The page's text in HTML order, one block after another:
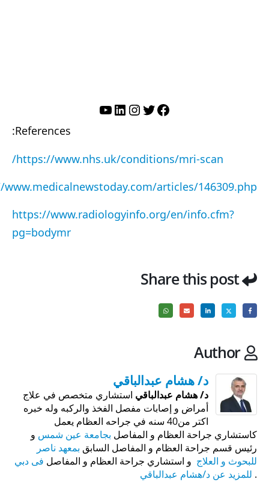
فيسبوك
تويترإنستجرام
لينكد إنيوتيوب
References:
https://www.nhs.uk/conditions/mri-scan/
articles/146309.php
https://www.radiologyinfo.org/en/info.cfm?
pg=bodymr
Share this post
Author
د/ هشام عبدالباقي
د/ هشام عبدالباقي استشاري متخصص في علاج
أمراض و إصابات مفصل الفخذ والركبه وله خبره
اكتر من40 سنه في جراحه العظام يعمل
كاستشاري جراحة العظام و المفاصل بجامعة عين شمس و
رئيس قسم جراحة العظام و المفاصل السابق بمعهد ناصر
للبحوث و العلاج و استشاري جراحة العظام و المفاصل فى دبي
. للمزيد عن د/هشام عبدالباقي